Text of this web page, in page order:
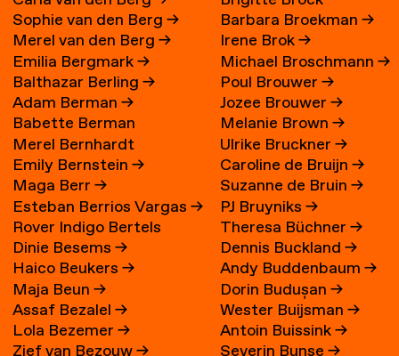
Sophie van den Berg→
Merel van den Berg→
Emilia Bergmark→
Balthazar Berling→
Adam Berman→
Babette Berman
Merel Bernhardt
Emily Bernstein→
Maga Berr→
Esteban Berrios Vargas→
Rover Indigo Bertels
Dinie Besems→
Haico Beukers→
Maja Beun→
Assaf Bezalel→
Lola Bezemer→
Barbara Broekman→
Irene Brok→
Michael Broschmann→
Poul Brouwer→
Jozee Brouwer→
Melanie Brown→
Ulrike Bruckner→
Caroline de Bruijn→
Suzanne de Bruin→
PJ Bruyniks→
Theresa Büchner→
Dennis Buckland→
Andy Buddenbaum→
Dorin Budușan→
Wester Buijsman→
Antoin Buissink→